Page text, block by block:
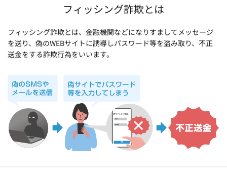
フィッシング詐欺とは
フィッシング詐欺とは、金融機関などになりすましてメッセージ
を送り、偽のWEBサイトに誘導しパスワード等を盗み取り、不正
送金をする詐欺行為をいいます。